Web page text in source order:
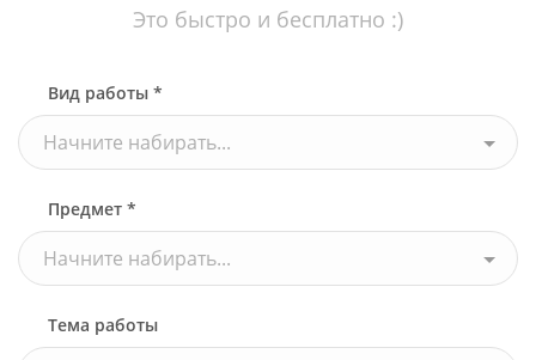
Это быстро и бесплатно :)
Вид работы *
Начните набирать...
Предмет *
Начните набирать...
Тема работы